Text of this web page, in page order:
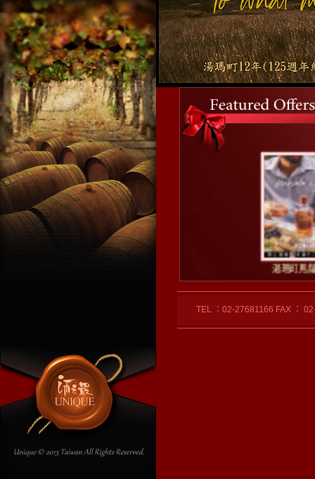
湯瑪町馬薩
TEL ：02-27681166 FAX ：